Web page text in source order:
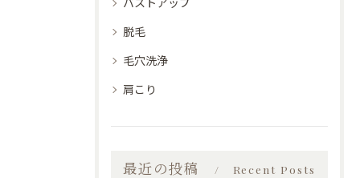
脱毛
毛穴洗浄
肩こり
最近の投稿 Recent Posts